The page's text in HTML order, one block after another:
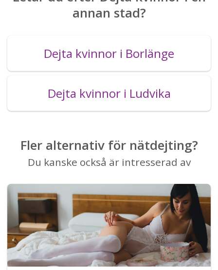
annan stad?
Dejta kvinnor i Borlänge
Dejta kvinnor i Ludvika
Fler alternativ för nätdejting?
Du kanske också är intresserad av